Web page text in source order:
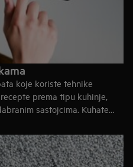
koje koriste tehnike
prema tipu kuhinje,
sastojcima. Kuhate
postavke pećnice. Možete
spremiti svoje omiljene i
Zašto ne izraditi i ne